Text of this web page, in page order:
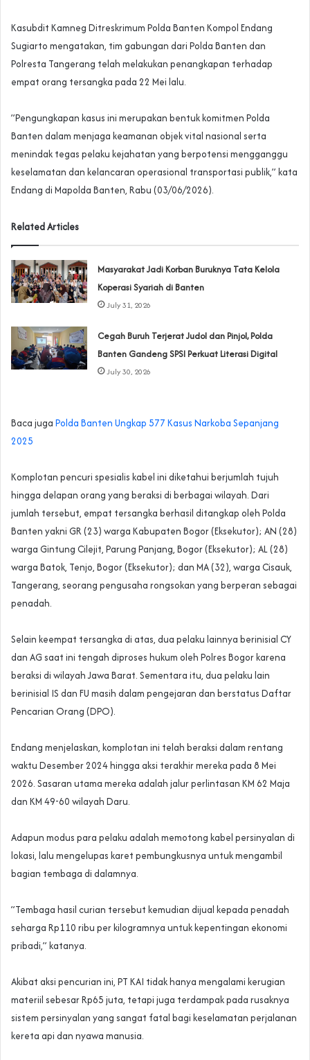
‎Kasubdit Kamneg Ditreskrimum Polda Banten Kompol Endang
Sugiarto mengatakan, tim gabungan dari Polda Banten dan
Polresta Tangerang telah melakukan penangkapan terhadap
empat orang tersangka pada 22 Mei lalu.
‎”Pengungkapan kasus ini merupakan bentuk komitmen Polda
Banten dalam menjaga keamanan objek vital nasional serta
menindak tegas pelaku kejahatan yang berpotensi mengganggu
keselamatan dan kelancaran operasional transportasi publik,” kata
Endang di Mapolda Banten, Rabu (03/06/2026).
Related Articles
‎Masyarakat Jadi Korban Buruknya Tata Kelola
Koperasi Syariah di Banten
July 31, 2026
Cegah Buruh Terjerat Judol dan Pinjol, Polda
Banten Gandeng SPSI Perkuat Literasi Digital
July 30, 2026
Baca juga ‎Polda Banten Ungkap 577 Kasus Narkoba Sepanjang
2025
‎Komplotan pencuri spesialis kabel ini diketahui berjumlah tujuh
hingga delapan orang yang beraksi di berbagai wilayah. Dari
jumlah tersebut, empat tersangka berhasil ditangkap oleh Polda
Banten yakni GR (23) warga Kabupaten Bogor (Eksekutor); AN (28)
warga Gintung Cilejit, Parung Panjang, Bogor (Eksekutor); AL (28)
warga Batok, Tenjo, Bogor (Eksekutor); dan MA (32), warga Cisauk,
Tangerang, seorang pengusaha rongsokan yang berperan sebagai
penadah.
‎Selain keempat tersangka di atas, dua pelaku lainnya berinisial CY
dan AG saat ini tengah diproses hukum oleh Polres Bogor karena
beraksi di wilayah Jawa Barat. Sementara itu, dua pelaku lain
berinisial IS dan FU masih dalam pengejaran dan berstatus Daftar
Pencarian Orang (DPO).
‎Endang menjelaskan, komplotan ini telah beraksi dalam rentang
waktu Desember 2024 hingga aksi terakhir mereka pada 8 Mei
2026. Sasaran utama mereka adalah jalur perlintasan KM 62 Maja
dan KM 49-60 wilayah Daru.
‎Adapun modus para pelaku adalah memotong kabel persinyalan di
lokasi, lalu mengelupas karet pembungkusnya untuk mengambil
bagian tembaga di dalamnya.
‎”Tembaga hasil curian tersebut kemudian dijual kepada penadah
seharga Rp110 ribu per kilogramnya untuk kepentingan ekonomi
pribadi,” katanya.
‎Akibat aksi pencurian ini, PT KAI tidak hanya mengalami kerugian
materiil sebesar Rp65 juta, tetapi juga terdampak pada rusaknya
sistem persinyalan yang sangat fatal bagi keselamatan perjalanan
kereta api dan nyawa manusia.